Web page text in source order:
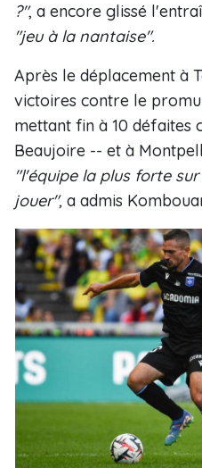
?", a encore glissé
"jeu à la nantaise".
Après le déplacement à
victoires contre le
mettant fin à 10 défaites
Beaujoire -- et à
"l'équipe la plus forte
jouer", a admis